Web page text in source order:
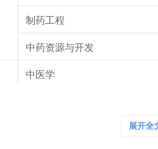
制药工程
中药资源与开发
中医学
展开全